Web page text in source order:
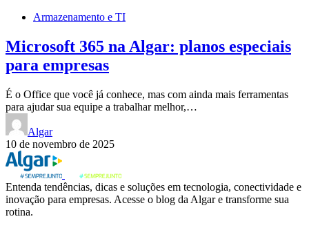
Armazenamento e TI
Microsoft 365 na Algar: planos especiais
para empresas
É o Office que você já conhece, mas com ainda mais ferramentas
para ajudar sua equipe a trabalhar melhor,…
Algar
10 de novembro de 2025
Entenda tendências, dicas e soluções em tecnologia, conectividade e
inovação para empresas. Acesse o blog da Algar e transforme sua
rotina.